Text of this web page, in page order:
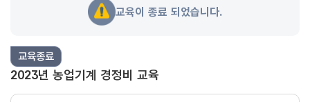
교육이 종료 되었습니다.
2023년 농업기계 경정비 교육
교육종료